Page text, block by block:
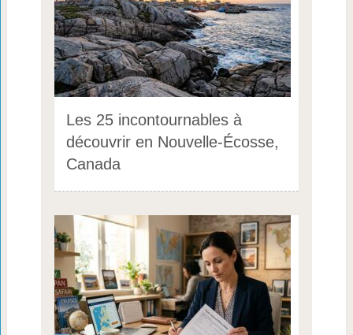
Les 25 incontournables à
découvrir en Nouvelle-Écosse,
Canada